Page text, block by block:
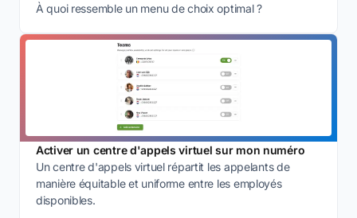
À quoi ressemble un menu de choix optimal ?
Activer un centre d'appels virtuel sur mon numéro
Un centre d'appels virtuel répartit les appelants de
manière équitable et uniforme entre les employés
disponibles.